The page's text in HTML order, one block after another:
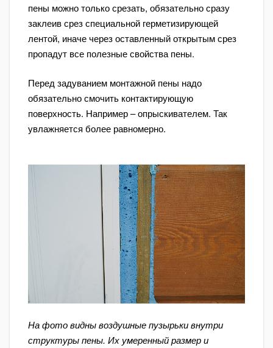
пены можно только срезать, обязательно сразу
заклеив срез специальной герметизирующей
лентой, иначе через оставленный открытым срез
пропадут все полезные свойства пены.
Перед задуванием монтажной пены надо
обязательно смочить контактирующую
поверхность. Например – опрыскивателем. Так
увлажняется более равномерно.
На фото видны воздушные пузырьки внутри
структуры пены. Их умеренный размер и